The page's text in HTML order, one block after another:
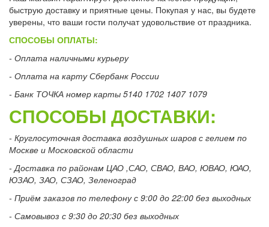
быструю доставку и приятные цены. Покупая у нас, вы будете
уверены, что ваши гости получат удовольствие от праздника.
СПОСОБЫ ОПЛАТЫ:
- Оплата наличными курьеру
- Оплата на карту Сбербанк России
- Банк ТОЧКА номер карты 5140 1702 1407 1079
СПОСОБЫ ДОСТАВКИ:
- Круглосуточная доставка воздушных шаров с гелием по
Москве и Московской области
- Доставка по районам ЦАО ,САО, СВАО, ВАО, ЮВАО, ЮАО,
ЮЗАО, ЗАО, СЗАО, Зеленоград
- Приём заказов по телефону с 9:00 до 22:00 без выходных
- Самовывоз с 9:30 до 20:30 без выходных